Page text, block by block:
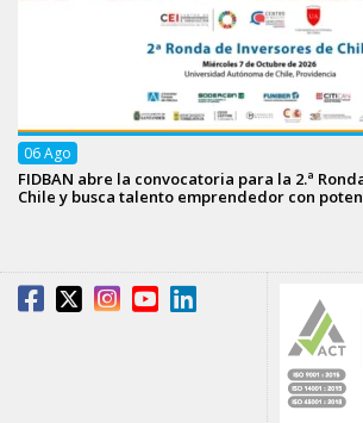
06Ago
FIDBAN abre la convocatoria para la 2.ª
Chile y busca talento emprendedor con